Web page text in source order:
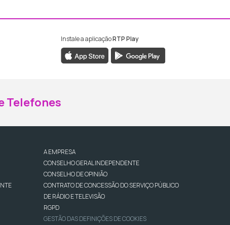
da RTP Madeira
da RTP Madeira
Instale a aplicaçãoRTP Play
Telefones
A EMPRESA
CONSELHO GERAL INDEPENDENTE
CONSELHO DE OPINIÃO
CONTRATO DE CONCESSÃO DO SERVIÇO PÚBLICO
DE RÁDIO E TELEVISÃO
RGPD
GESTÃO DAS DEFINIÇÕES DE COOKIES